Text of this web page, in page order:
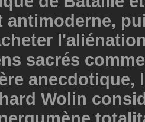
antimoderne,
sacrés
anecdotique,
Wolin